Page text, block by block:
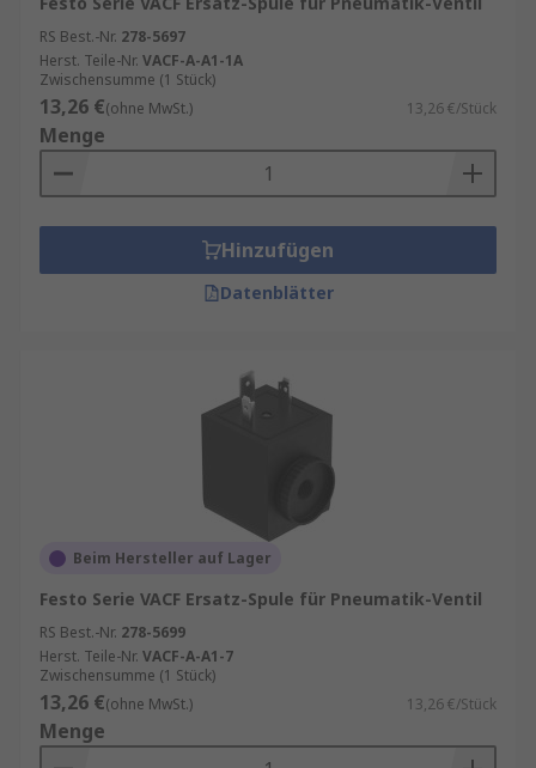
RS Best.-Nr. 278-5697
Herst. Teile-Nr. VACF-A-A1-1A
Zwischensumme (1 Stück)
13,26 €(ohne MwSt.) 13,26 €/Stück
Menge
Hinzufügen
Datenblätter
Beim Hersteller auf Lager
Festo Serie VACF Ersatz-Spule für Pneumatik-Ventil
RS Best.-Nr. 278-5699
Herst. Teile-Nr. VACF-A-A1-7
Zwischensumme (1 Stück)
13,26 €(ohne MwSt.) 13,26 €/Stück
Menge